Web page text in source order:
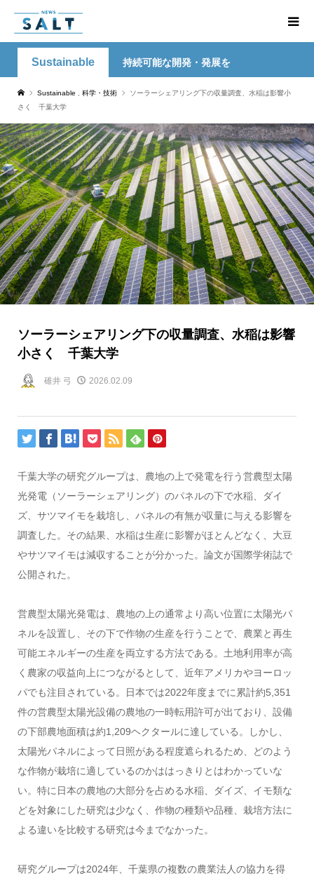
Sustainable 持続可能な開発・発展を
Sustainable 科学・技術
ソーラーシェアリング下の収量調査、水稲は影響小
さく 千葉大学
ソーラーシェアリング下の収量調査、水稲は影響
小さく 千葉大学
碓井 弓 2026.02.09
千葉大学の研究グループは、農地の上で発電を行う営農型太陽
光発電（ソーラーシェアリング）のパネルの下で水稲、ダイ
ズ、サツマイモを栽培し、パネルの有無が収量に与える影響を
調査した。その結果、水稲は生産に影響がほとんどなく、大豆
やサツマイモは減収することが分かった。論文が国際学術誌で
公開された。
営農型太陽光発電は、農地の上の通常より高い位置に太陽光パ
ネルを設置し、その下で作物の生産を行うことで、農業と再生
可能エネルギーの生産を両立する方法である。土地利用率が高
く農家の収益向上につながるとして、近年アメリカやヨーロッ
パでも注目されている。日本では2022年度までに累計約5,351
件の営農型太陽光設備の農地の一時転用許可が出ており、設備
の下部農地面積は約1,209ヘクタールに達している。しかし、
太陽光パネルによって日照がある程度遮られるため、どのよう
な作物が栽培に適しているのかははっきりとはわかっていな
い。特に日本の農地の大部分を占める水稲、ダイズ、イモ類な
どを対象にした研究は少なく、作物の種類や品種、栽培方法に
よる違いを比較する研究は今までなかった。
研究グループは2024年、千葉県の複数の農業法人の協力を得